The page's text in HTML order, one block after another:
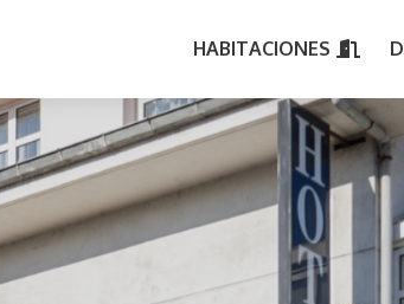
HABITACIONES